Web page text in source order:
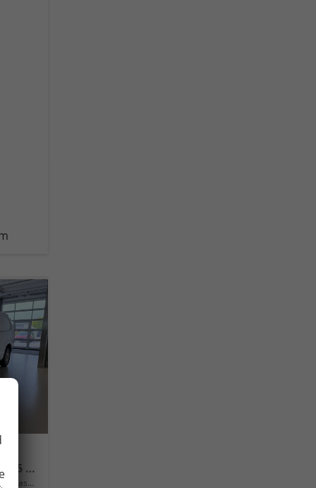
Länge XL Erhöhte Nutzlast 1.5 BlueHDi 96 kW (131 PS) Klimaanlage, Radio, DAB, Android Auto, Apple CarPlay, Rückfahrkamera, Magic Cargo, Laderaumboden aus Gummibelag, Ersatzrad, 10" Infotainmentsystem "All In One", 16" Stahlfelgen, uvm.